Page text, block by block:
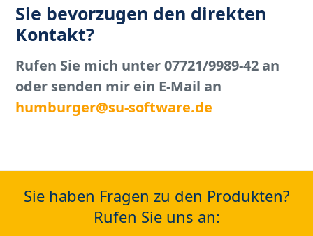
Sie bevorzugen den direkten
Kontakt?
Rufen Sie mich unter 07721/9989-42 an
oder senden mir ein E-Mail an
humburger@su-software.de
Sie haben Fragen zu den Produkten?
Rufen Sie uns an: